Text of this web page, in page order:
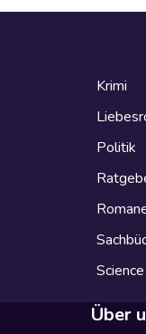
Krimi
Politik
Über